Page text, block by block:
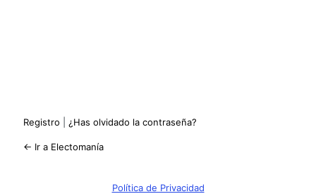
Registro ¿Has olvidado la contraseña?
← Ir a Electomanía
Política de Privacidad